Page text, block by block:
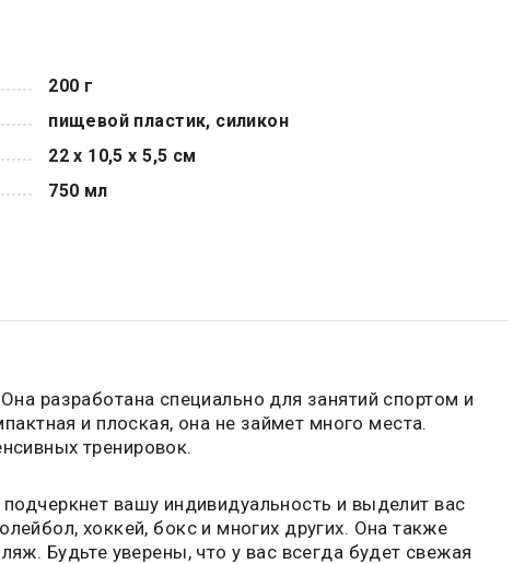
200 г
пищевой пластик, силикон
22 х 10,5 х 5,5 см
750 мл
разработана специально для занятий спортом и
и плоская, она не займет много места.
тренировок.
вашу индивидуальность и выделит вас
хоккей, бокс и многих других. Она также
Будьте уверены, что у вас всегда будет свежая